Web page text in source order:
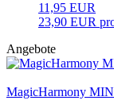
11,95 EUR
23,90 EUR
Angebote
MagicHarmony